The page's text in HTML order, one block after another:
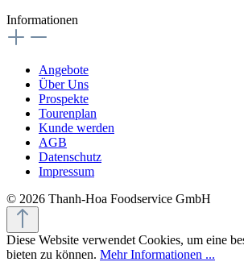
Informationen
Angebote
Über Uns
Prospekte
Tourenplan
Kunde werden
AGB
Datenschutz
Impressum
© 2026 Thanh-Hoa Foodservice GmbH
Diese Website verwendet Cookies, um eine
bieten zu können. Mehr Informationen ...